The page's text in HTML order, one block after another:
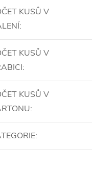
KUSŮ V
:
KUSŮ V
:
KUSŮ V
:
: